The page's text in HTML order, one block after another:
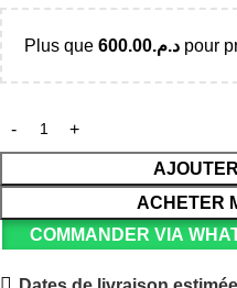
Plus que د.م.600.00 pour
ACHETER
COMMANDER VIA